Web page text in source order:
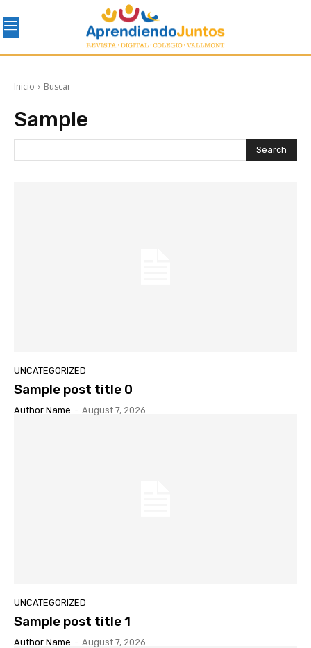
Inicio Buscar
Sample
Search
UNCATEGORIZED
Sample post title 0
Author Name - August 7, 2026
UNCATEGORIZED
Sample post title 1
Author Name - August 7, 2026